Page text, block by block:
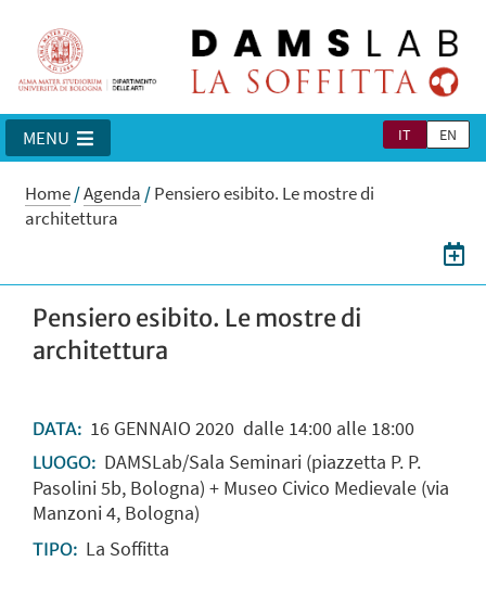
IT EN
MENU
Home/Agenda /Pensiero esibito. Le mostre di
architettura
Pensiero esibito. Le mostre di
architettura
DATA: 16GENNAIO 2020dalle 14:00 alle 18:00
LUOGO: DAMSLab/Sala Seminari (piazzetta P. P.
Pasolini 5b, Bologna) + Museo Civico Medievale (via
Manzoni 4, Bologna)
TIPO: La Soffitta